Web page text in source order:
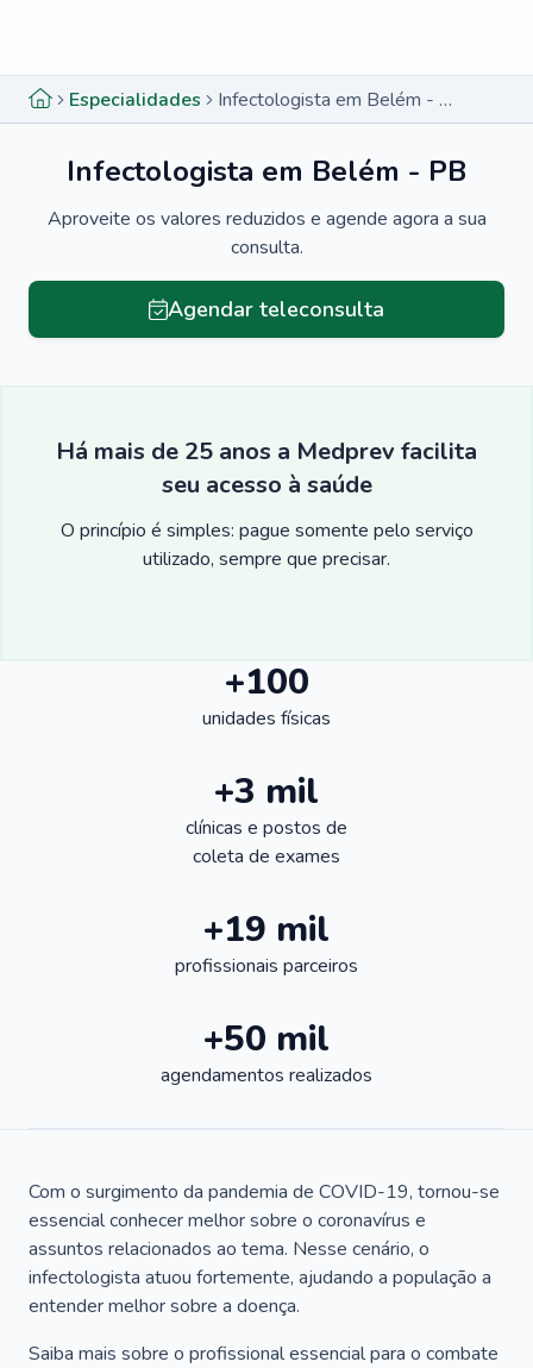
Especialidades Infectologista em Belém - PB
Infectologista em Belém - PB
Aproveite os valores reduzidos e agende agora a sua
consulta.
Agendar teleconsulta
Há mais de 25 anos a Medprev facilita
seu acesso à saúde
O princípio é simples: pague somente pelo serviço
utilizado, sempre que precisar.
+100
unidades físicas
+3 mil
clínicas e postos de
coleta de exames
+19 mil
profissionais parceiros
+50 mil
agendamentos realizados
Com o surgimento da pandemia de COVID-19, tornou-se
essencial conhecer melhor sobre o coronavírus e
assuntos relacionados ao tema. Nesse cenário, o
infectologista atuou fortemente, ajudando a população a
entender melhor sobre a doença.
Saiba mais sobre o profissional essencial para o combate